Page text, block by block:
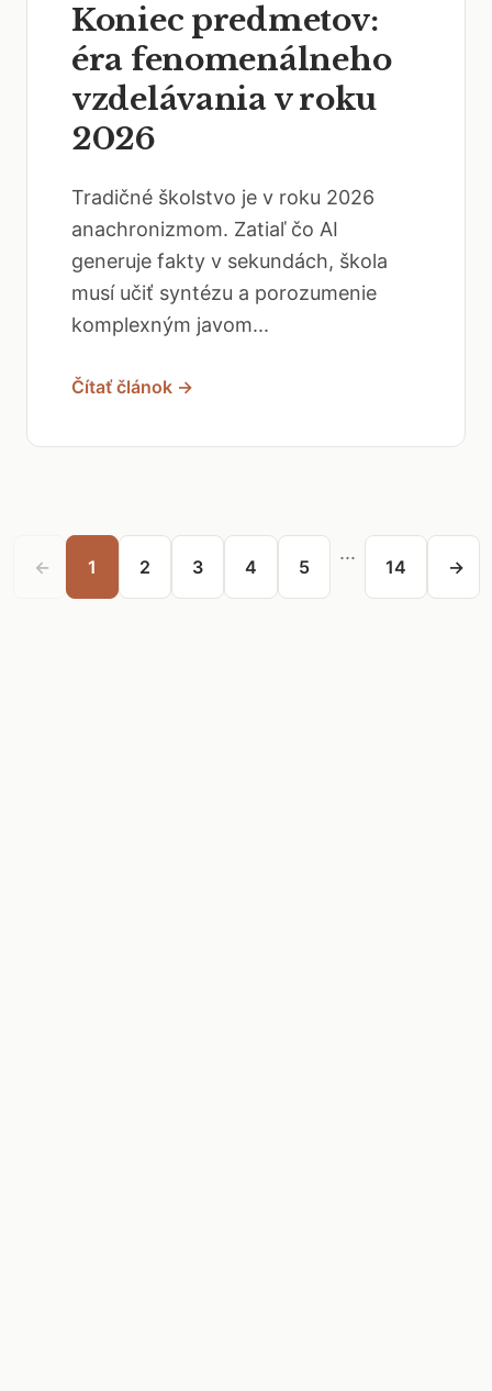
Koniec predmetov:
éra fenomenálneho
vzdelávania v roku
2026
Tradičné školstvo je v roku 2026
anachronizmom. Zatiaľ čo AI
generuje fakty v sekundách, škola
musí učiť syntézu a porozumenie
komplexným javom...
Čítať článok →
← 1 2 3 4 5
...
14 →